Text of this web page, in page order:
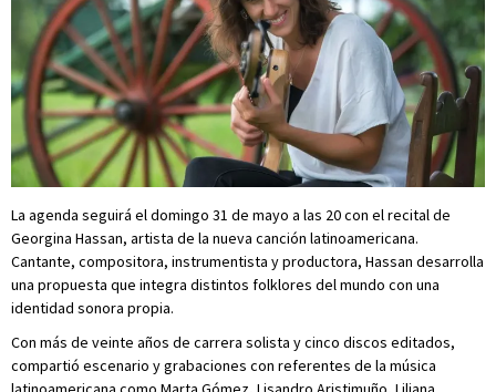
La agenda seguirá el domingo 31 de mayo a las 20 con el recital de
Georgina Hassan, artista de la nueva canción latinoamericana.
Cantante, compositora, instrumentista y productora, Hassan desarrolla
una propuesta que integra distintos folklores del mundo con una
identidad sonora propia.
Con más de veinte años de carrera solista y cinco discos editados,
compartió escenario y grabaciones con referentes de la música